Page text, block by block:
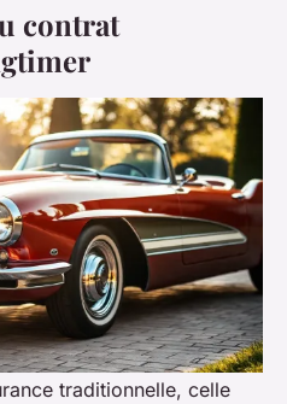
contrat
traditionnelle, celle